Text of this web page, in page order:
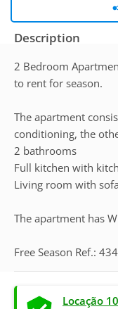
Description
2 Bedroom
to rent for season.
The apartment
conditioning, the
2 bathrooms
Full kitchen with
Living room with
The apartment has
Free Season Ref.:
Locação